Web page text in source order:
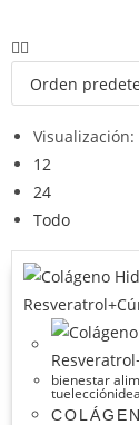
Visualización:
12
24
Todo
bienestar